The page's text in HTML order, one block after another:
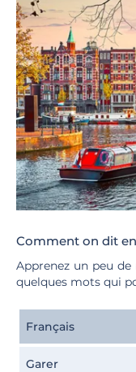
Comment on dit
Apprenez un peu de
quelques mots qui
Français
Garer